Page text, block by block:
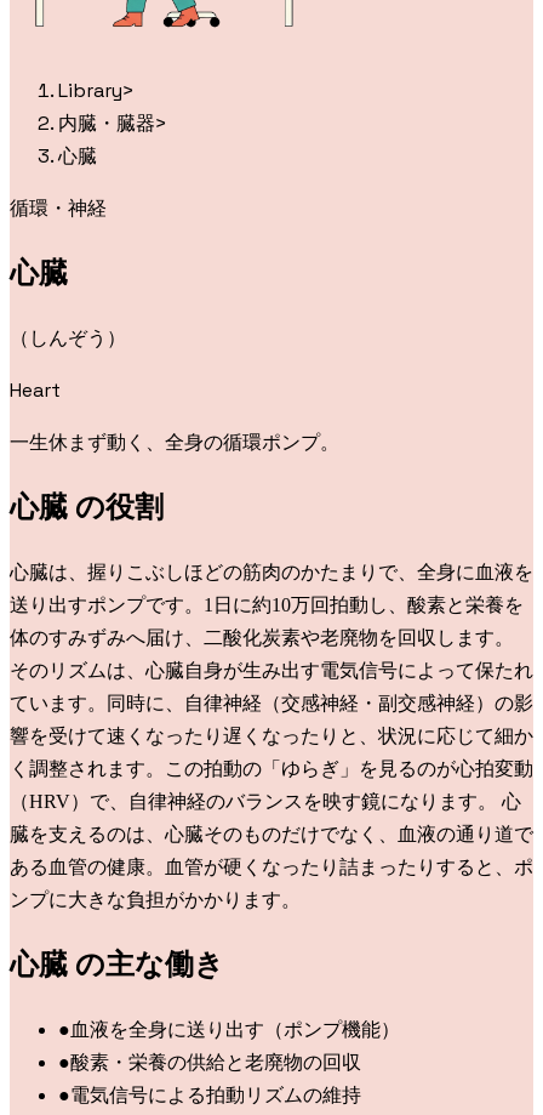
Library>
内臓・臓器>
心臓
循環・神経
心臓
（ しんぞう ）
Heart
一生休まず動く、全身の循環ポンプ。
心臓 の役割
心臓は、握りこぶしほどの筋肉のかたまりで、全身に血液を
送り出すポンプです。1日に約10万回拍動し、酸素と栄養を
体のすみずみへ届け、二酸化炭素や老廃物を回収します。
そのリズムは、心臓自身が生み出す電気信号によって保たれ
ています。同時に、自律神経（交感神経・副交感神経）の影
響を受けて速くなったり遅くなったりと、状況に応じて細か
く調整されます。この拍動の「ゆらぎ」を見るのが心拍変動
（HRV）で、自律神経のバランスを映す鏡になります。 心
臓を支えるのは、心臓そのものだけでなく、血液の通り道で
ある血管の健康。血管が硬くなったり詰まったりすると、ポ
ンプに大きな負担がかかります。
心臓 の主な働き
●血液を全身に送り出す（ポンプ機能）
●酸素・栄養の供給と老廃物の回収
●電気信号による拍動リズムの維持